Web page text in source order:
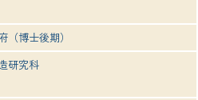
（博士後期）
研究科